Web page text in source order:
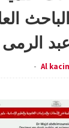
الرمى